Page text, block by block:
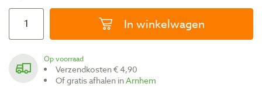
In winkelwagen
Op voorraad
Verzendkosten € 4,90
Of gratis afhalen inArnhem